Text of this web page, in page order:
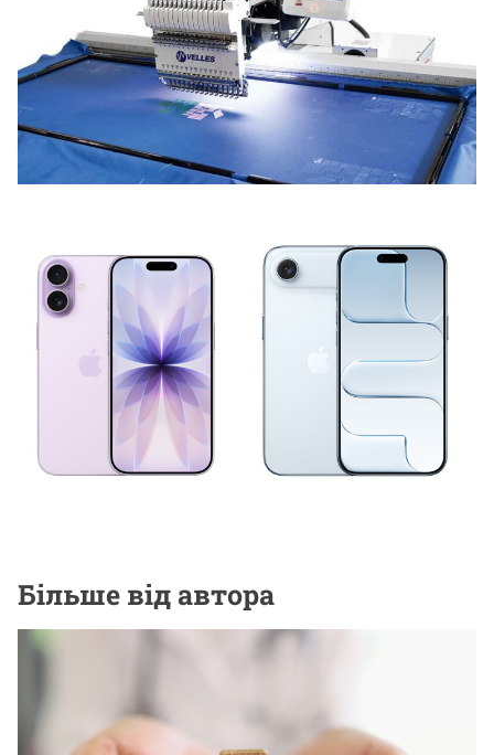
НОВИНИ ВІД КОМПАНІЙ
Які програми підтримують вишивальні
машини?
12 Червня, 2026
НОВИНИ ВІД КОМПАНІЙ
Стоит ли покупать iPhone Air 17?
9 Червня, 2026
Більше від автора